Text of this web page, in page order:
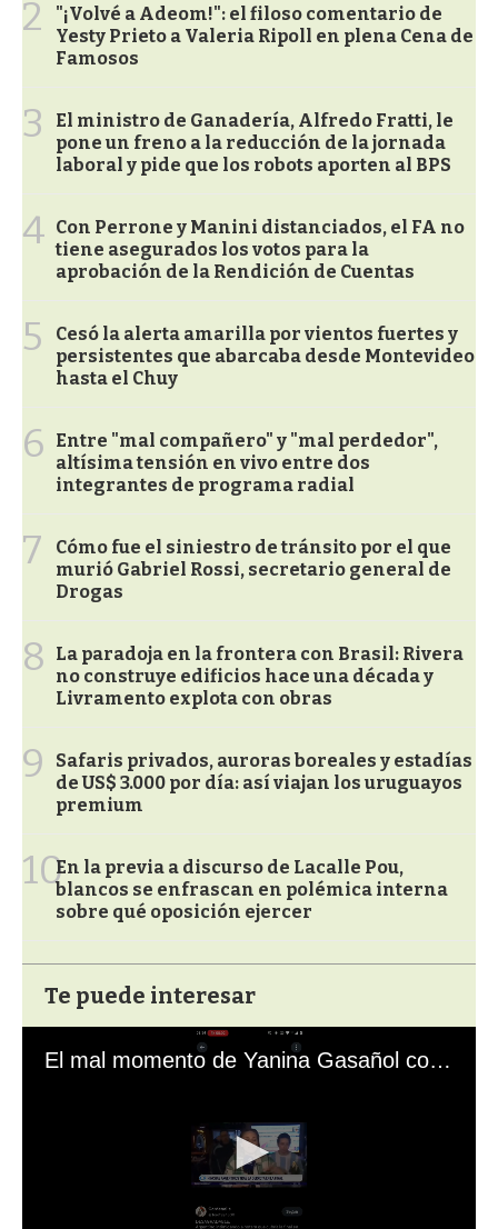
2
"¡Volvé a Adeom!": el filoso comentario de
Yesty Prieto a Valeria Ripoll en plena Cena de
Famosos
3
El ministro de Ganadería, Alfredo Fratti, le
pone un freno a la reducción de la jornada
laboral y pide que los robots aporten al BPS
4 Con Perrone y Manini distanciados, el FA no
tiene asegurados los votos para la
aprobación de la Rendición de Cuentas
5
Cesó la alerta amarilla por vientos fuertes y
persistentes que abarcaba desde Montevideo
hasta el Chuy
6
Entre "mal compañero" y "mal perdedor",
altísima tensión en vivo entre dos
integrantes de programa radial
7
Cómo fue el siniestro de tránsito por el que
murió Gabriel Rossi, secretario general de
Drogas
8
La paradoja en la frontera con Brasil: Rivera
no construye edificios hace una década y
Livramento explota con obras
9
Safaris privados, auroras boreales y estadías
de US$ 3.000 por día: así viajan los uruguayos
premium
10En la previa a discurso de Lacalle Pou,
blancos se enfrascan en polémica interna
sobre qué oposición ejercer
Te puede interesar
El mal momento de Yanina Gasañol con un hincha argentino en "Subrayado"